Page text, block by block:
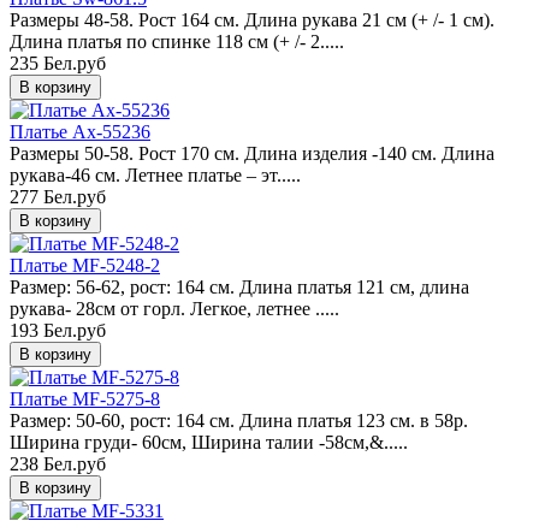
Размеры 48-58. Рост 164 см. Длина рукава 21 см (+ /- 1 см).
Длина платья по спинке 118 см (+ /- 2.....
235 Бел.руб
Платье Ax-55236
Размеры 50-58. Рост 170 см. Длина изделия -140 см. Длина
рукава-46 см. Летнее платье – эт.....
277 Бел.руб
Платье MF-5248-2
Размер: 56-62, рост: 164 см. Длина платья 121 см, длина
рукава- 28см от горл. Легкое, летнее .....
193 Бел.руб
Платье MF-5275-8
Размер: 50-60, рост: 164 см. Длина платья 123 см. в 58р.
Ширина груди- 60см, Ширина талии -58см,&.....
238 Бел.руб